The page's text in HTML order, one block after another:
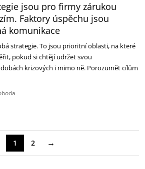
jsou pro firmy zárukou
Faktory úspěchu jsou
komunikace
strategie. To jsou prioritní oblasti, na které
pokud si chtějí udržet svou
krizových i mimo ně. Porozumět cílům
1 2 →